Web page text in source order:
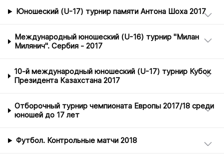
Юношеский (U-17) турнир памяти Антона Шоха 2017
Международный юношеский (U-16) турнир "Милан
Милянич". Сербия - 2017
10-й международный юношеский (U-17) турнир Кубок
Президента Казахстана 2017
Отборочный турнир чемпионата Европы 2017/18 среди
юношей до 17 лет
Футбол. Контрольные матчи 2018